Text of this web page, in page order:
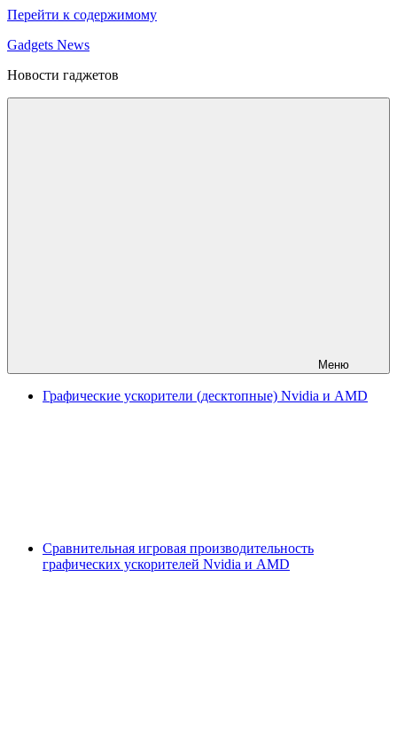
Перейти к содержимому
Gadgets News
Новости гаджетов
Меню
Графические ускорители (десктопные) Nvidia и AMD
Сравнительная игровая производительность
графических ускорителей Nvidia и AMD